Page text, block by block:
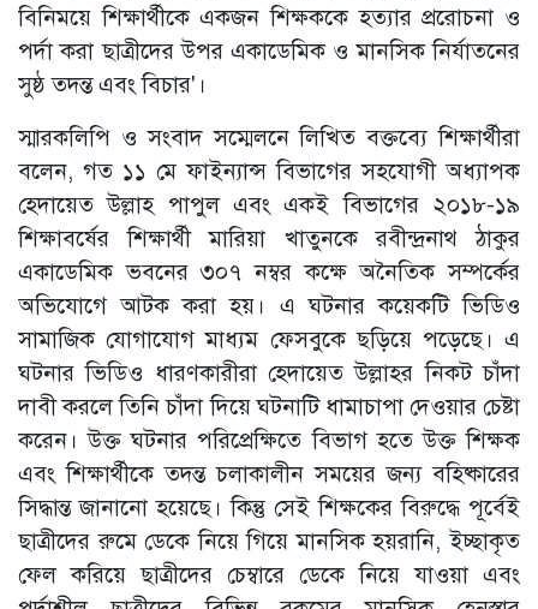
বিনিময়ে শিক্ষার্থীকে একজন শিক্ষককে হত্যার প্ররোচনা ও
পর্দা করা ছাত্রীদের উপর একাডেমিক ও মানসিক নির্যাতনের
সুষ্ঠ তদন্ত এবং বিচার'।
স্মারকলিপি ও সংবাদ সম্মেলনে লিখিত বক্তব্যে শিক্ষার্থীরা
বলেন, গত ১১ মে ফাইন্যান্স বিভাগের সহযোগী অধ্যাপক
হেদায়েত উল্লাহ পাপুল এবং একই বিভাগের ২০১৮-১৯
শিক্ষাবর্ষের শিক্ষার্থী মারিয়া খাতুনকে রবীন্দ্রনাথ ঠাকুর
একাডেমিক ভবনের ৩০৭ নম্বর কক্ষে অনৈতিক সম্পর্কের
অভিযোগে আটক করা হয়। এ ঘটনার কয়েকটি ভিডিও
সামাজিক যোগাযোগ মাধ্যম ফেসবুকে ছড়িয়ে পড়েছে। এ
ঘটনার ভিডিও ধারণকারীরা হেদায়েত উল্লাহর নিকট চাঁদা
দাবী করলে তিনি চাঁদা দিয়ে ঘটনাটি ধামাচাপা দেওয়ার চেষ্টা
করেন। উক্ত ঘটনার পরিপ্রেক্ষিতে বিভাগ হতে উক্ত শিক্ষক
এবং শিক্ষার্থীকে তদন্ত চলাকালীন সময়ের জন্য বহিষ্কারের
সিদ্ধান্ত জানানো হয়েছে। কিন্তু সেই শিক্ষকের বিরুদ্ধে পূর্বেই
ছাত্রীদের রুমে ডেকে নিয়ে গিয়ে মানসিক হয়রানি, ইচ্ছাকৃত
ফেল করিয়ে ছাত্রীদের চেম্বারে ডেকে নিয়ে যাওয়া এবং